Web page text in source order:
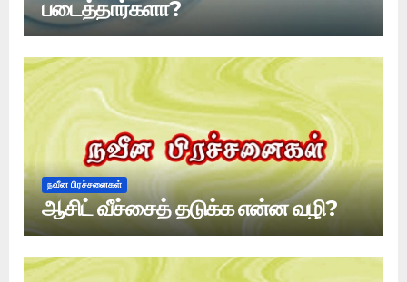
படைத்தார்களா?
நவீன பிரச்சனைகள்
ஆசிட் வீச்சைத் தடுக்க என்ன வழி?